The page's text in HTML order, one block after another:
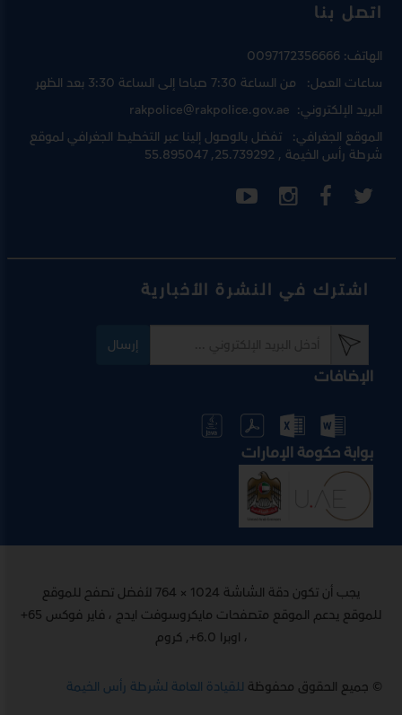
اتصل بنا
الهاتف:0097172356666
ساعات العمل: من الساعة 7:30 صباحا إلى الساعة 3:30 بعد الظهر
البريد الإلكتروني:rakpolice@rakpolice.gov.ae
الموقع الجغرافي: تفضل بالوصول إلينا عبرالتخطيط الجغرافي لموقع
شرطة رأس الخيمة, 25.739292, 55.895047
اشترك في النشرة الأخبارية
إرسال
الإضافات
بوابة حكومة الإمارات
يجب أن تكون دقة الشاشة 1024 × 764 لأفضل تصفح للموقع
للموقع يدعم الموقع متصفحات مايكروسوفت ايدج ، فاير فوكس 65+
، اوبرا 6.0+, كروم
© جميع الحقوق محفوظةللقيادة العامة لشرطة رأس الخيمة